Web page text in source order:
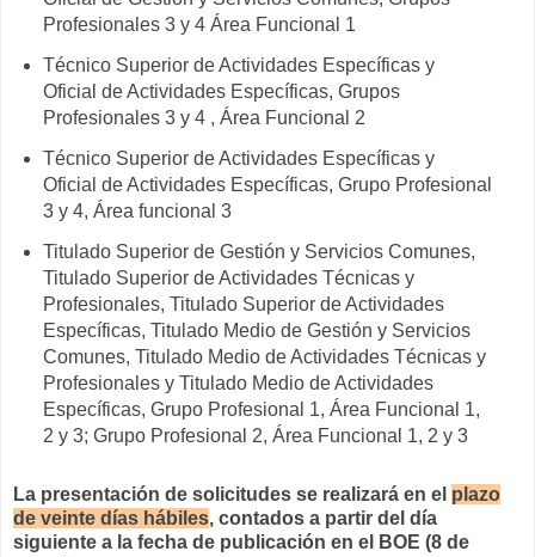
Profesionales 3 y 4 Área Funcional 1
Técnico Superior de Actividades Específicas y
Oficial de Actividades Específicas, Grupos
Profesionales 3 y 4 , Área Funcional 2
Técnico Superior de Actividades Específicas y
Oficial de Actividades Específicas, Grupo Profesional
3 y 4, Área funcional 3
Titulado Superior de Gestión y Servicios Comunes,
Titulado Superior de Actividades Técnicas y
Profesionales, Titulado Superior de Actividades
Específicas, Titulado Medio de Gestión y Servicios
Comunes, Titulado Medio de Actividades Técnicas y
Profesionales y Titulado Medio de Actividades
Específicas, Grupo Profesional 1, Área Funcional 1,
2 y 3; Grupo Profesional 2, Área Funcional 1, 2 y 3
La presentación de solicitudes se realizará en el plazo
de veinte días hábiles, contados a partir del día
siguiente a la fecha de publicación en el BOE (8 de